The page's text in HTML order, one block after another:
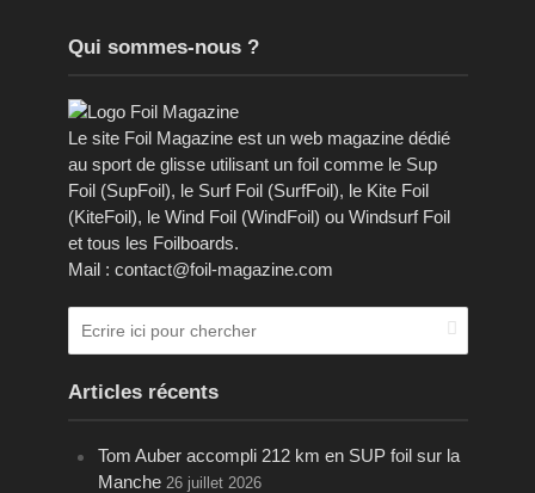
Qui sommes-nous ?
Le site Foil Magazine est un web magazine dédié
au sport de glisse utilisant un foil comme le Sup
Foil (SupFoil), le Surf Foil (SurfFoil), le Kite Foil
(KiteFoil), le Wind Foil (WindFoil) ou Windsurf Foil
et tous les Foilboards.
Mail : contact@foil-magazine.com
Articles récents
Tom Auber accompli 212 km en SUP foil sur la
Manche 26 juillet 2026